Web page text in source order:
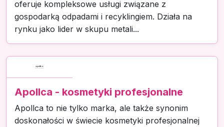
oferuje kompleksowe usługi związane z
gospodarką odpadami i recyklingiem. Działa na
rynku jako lider w skupu metali...
Apollca - kosmetyki profesjonalne
Apollca to nie tylko marka, ale także synonim
doskonałości w świecie kosmetyki profesjonalnej